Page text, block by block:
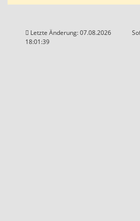
Letzte Änderung: 07.08.2026
18:01:39